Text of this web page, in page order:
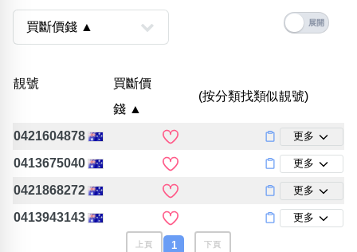
幸運號分類
次數分類
易經六四卦象
清除全部分類
搜尋
靚號
買斷價
錢 ▲
(按分類找類似靚號)
0421604878 更多
0413675040 更多
0421868272 更多
0413943143 更多
上頁 1 下頁